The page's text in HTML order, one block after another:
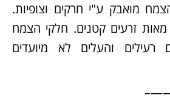
מואבק ע"י חרקים וצופיות.
זרעים קטנים. חלקי הצמח
רעילים והעלים לא מיועדים